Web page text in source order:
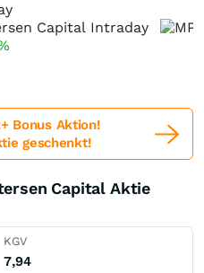
Bonus Aktion!
geschenkt!
Capital Aktie
KGV
7,94